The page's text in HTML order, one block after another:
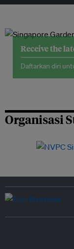
Receive the
Daftarkan diri
Organisasi